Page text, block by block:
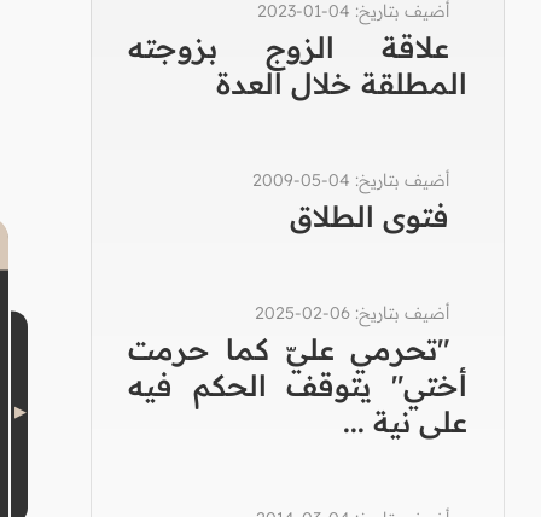
أضيف بتاريخ: 04-01-2023
علاقة الزوج بزوجته
المطلقة خلال العدة
أضيف بتاريخ: 04-05-2009
فتوى الطلاق
أضيف بتاريخ: 06-02-2025
"تحرمي عليّ كما حرمت
أختي" يتوقف الحكم فيه
على نية ...